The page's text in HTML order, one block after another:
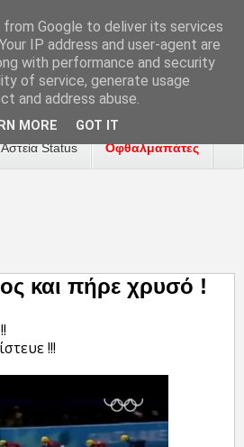
Αναφορά Προβλήματος
Αστεία Status Οφθαλμαπάτες
και πήρε χρυσό !
!!!
Google to deliver its services
IP address and user-agent are
with performance and security
of service, generate usage
and address abuse.
MORE GOT IT